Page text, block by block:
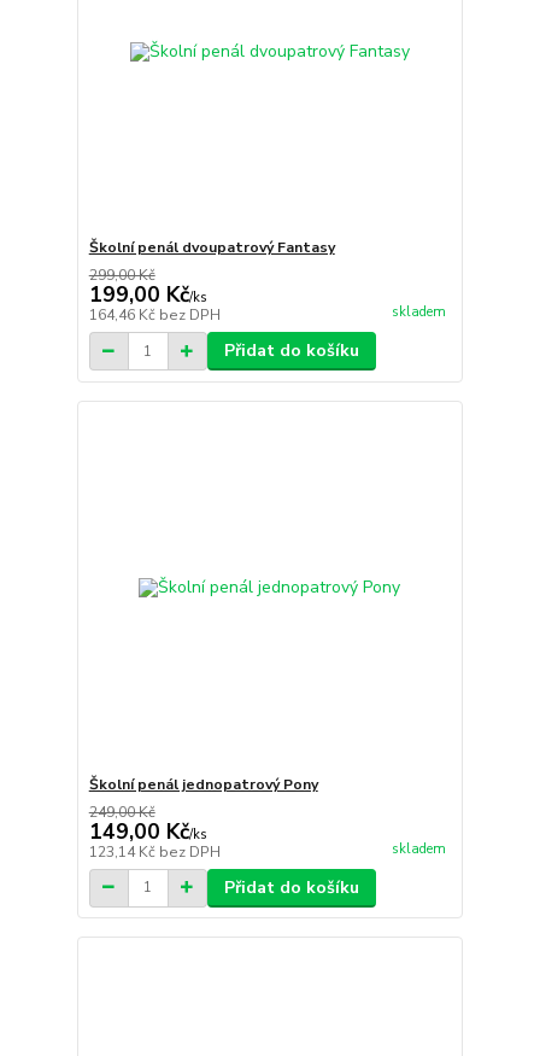
Školní penál dvoupatrový Fantasy
299,00 Kč
199,00 Kč/ks
164,46 Kč bez DPH skladem
Přidat do košíku
Školní penál jednopatrový Pony
249,00 Kč
149,00 Kč/ks
123,14 Kč bez DPH skladem
Přidat do košíku